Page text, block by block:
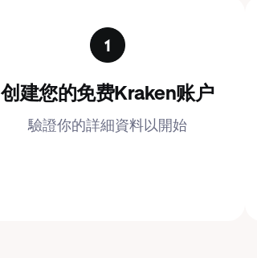
创建您的免费Kraken账户
驗證你的詳細資料以開始